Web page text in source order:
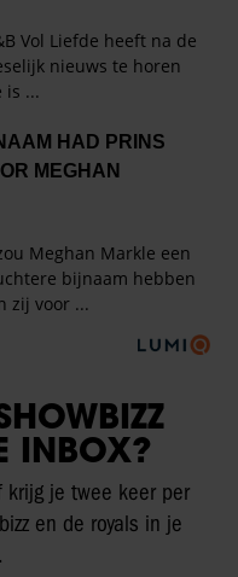
INBOX?
krijg je twee keer per
en de royals in je